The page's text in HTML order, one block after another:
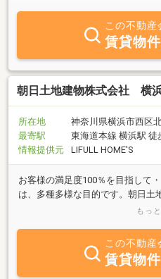
この不動産
賃貸物
朝日土地建物株式会社 横
所在地
神奈川県横浜市西区
最寄駅
東海道本線 横浜駅 徒
情報提供元
LIFULL HOME'S
お客様の満足度100％を目指して
は、多種多様な目的です。朝日土
強みを発揮し弊社営業マンは、ホ
もっ
この不動産
賃貸物